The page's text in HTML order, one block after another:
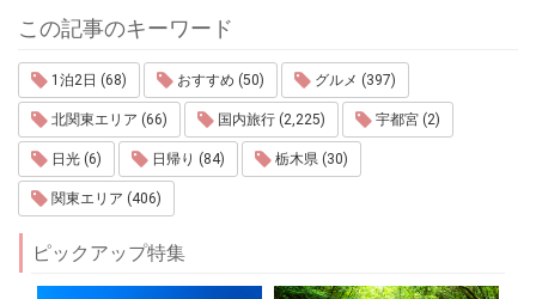
この記事のキーワード
1泊2日 (68) おすすめ (50) グルメ (397)
北関東エリア (66) 国内旅行 (2,225) 宇都宮 (2)
日光 (6) 日帰り (84) 栃木県 (30)
関東エリア (406)
ピックアップ特集